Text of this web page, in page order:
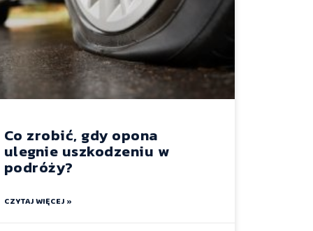
Co zrobić, gdy opona
ulegnie uszkodzeniu w
podróży?
CZYTAJ WIĘCEJ »